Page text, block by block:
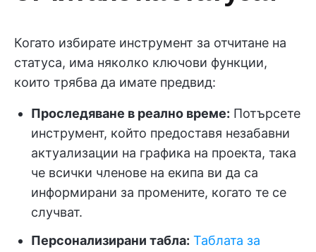
Когато избирате инструмент за отчитане на
статуса, има няколко ключови функции,
които трябва да имате предвид:
Проследяване в реално време: Потърсете
инструмент, който предоставя незабавни
актуализации на графика на проекта, така
че всички членове на екипа ви да са
информирани за промените, когато те се
случват.
Персонализирани табла: Таблата за